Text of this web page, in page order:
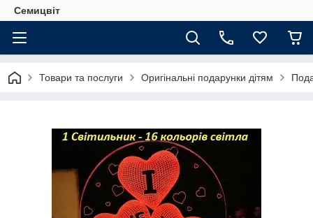
Семицвіт
Товари та послуги Оригінальні подарунки дітям